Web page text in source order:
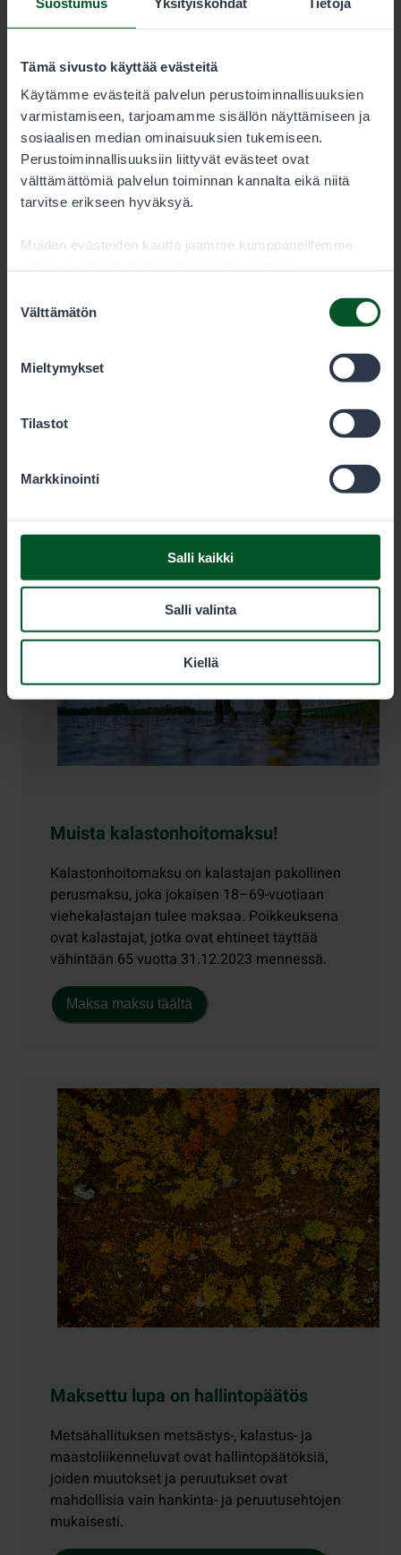
Tämä sivusto käyttää evästeitä
Käytämme evästeitä palvelun perustoiminnallisuuksien
varmistamiseen, tarjoamamme sisällön näyttämiseen ja
sosiaalisen median ominaisuuksien tukemiseen.
Perustoiminnallisuuksiin liittyvät evästeet ovat
välttämättömiä palvelun toiminnan kannalta eikä niitä
tarvitse erikseen hyväksyä.
Muiden evästeiden kautta jaamme kumppaneillemme
tietoihin, joita olet antanut heille tai joita on kerätty, kun
olet käyttänyt heidän palvelujaan. Voit sallia haluamasi
valinta
Välttämätön
Mieltymykset
Tilastot
Markkinointi
Salli kaikki
Salli valinta
Kiellä
Pääkkönen & Piirainen, Kuhmo
Koulukatu 11, 88900 KUHMO
Retkeilykeskus Kylmäluoma, Taivalkoski
Katso yhteystiedot osoitteesta hossa-kylmäluoma.fi
Urjanlinna, Sievi
Katso yhteystiedot osoitteesta urjanlinna.net.
Muista kalastonhoitomaksu!
Kalastonhoitomaksu on kalastajan pakollinen
perusmaksu, joka jokaisen 18–69-vuotiaan
viehekalastajan tulee maksaa. Poikkeuksena
ovat kalastajat, jotka ovat ehtineet täyttää
vähintään 65 vuotta 31.12.2023 mennessä.
Maksa maksu täältä
Maksettu lupa on hallintopäätös
Metsähallituksen metsästys-, kalastus- ja
maastoliikenneluvat ovat hallintopäätöksiä,
joiden muutokset ja peruutukset ovat
mahdollisia vain hankinta- ja peruutusehtojen
mukaisesti.